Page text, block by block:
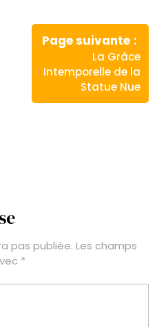
Page suivante
Article
suivant
:
La Grâce
Intemporelle de la
Statue Nue
pas publiée. Les champs
*